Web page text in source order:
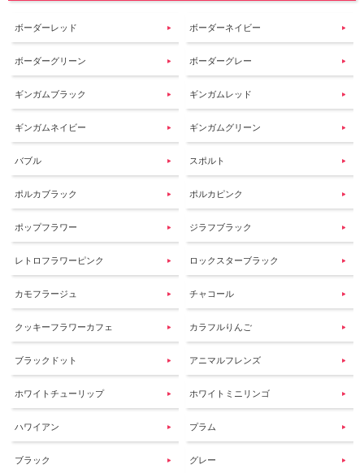
ボーダーレッド
ボーダーグリーン
ギンガムブラック
ギンガムネイビー
バブル
ポルカブラック
ポップフラワー
レトロフラワーピンク
カモフラージュ
クッキーフラワーカフェ
ブラックドット
ホワイトチューリップ
ハワイアン
ブラック
ボーダーネイビー
ボーダーグレー
ギンガムレッド
ギンガムグリーン
スポルト
ポルカピンク
ジラフブラック
ロックスターブラック
チャコール
カラフルりんご
アニマルフレンズ
ホワイトミニリンゴ
プラム
グレー